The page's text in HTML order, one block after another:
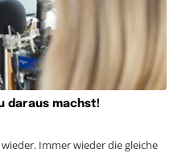
daraus machst!
Immer wieder die gleiche